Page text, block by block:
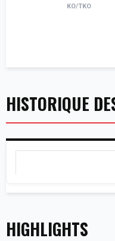
KO/TKO
HISTORIQUE
HIGHLIGHTS